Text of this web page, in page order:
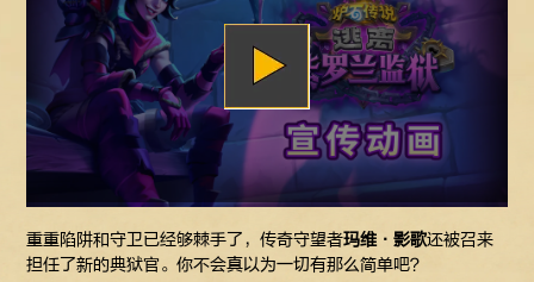
重重陷阱和守卫已经够棘手了，传奇守望者玛维·影歌还被召来
担任了新的典狱官。你不会真以为一切有那么简单吧？